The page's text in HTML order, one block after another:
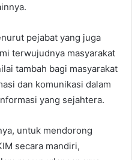
pejabat yang juga
terwujudnya masyarakat
tambah bagi masyarakat
dan komunikasi dalam
yang sejahtera.
untuk mendorong
secara mandiri,